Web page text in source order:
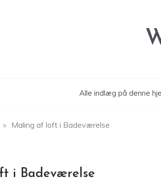
Alle indlæg på denne
» Maling af loft i Badeværelse
i Badeværelse